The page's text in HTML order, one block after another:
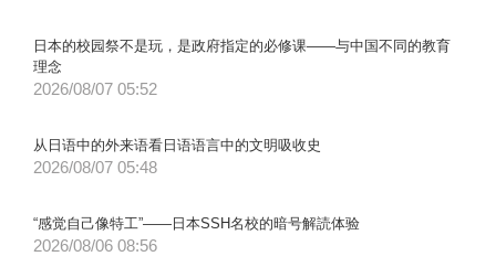
日本的校园祭不是玩，是政府指定的必修课——与中国不同的教育
理念
2026/08/07 05:52
从日语中的外来语看日语语言中的文明吸收史
2026/08/07 05:48
“感觉自己像特工”——日本SSH名校的暗号解読体验
2026/08/06 08:56